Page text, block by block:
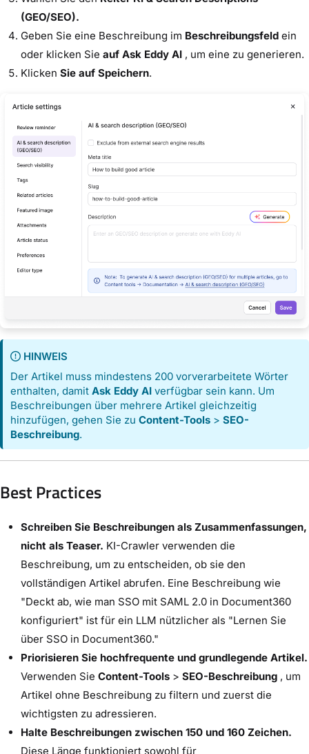
(GEO/SEO).
Geben Sie eine Beschreibung im Beschreibungsfeld ein
oder klicken Sie auf Ask Eddy AI , um eine zu generieren.
Klicken Sie auf Speichern.
HINWEIS
Der Artikel muss mindestens 200 vorverarbeitete Wörter
enthalten, damitAsk Eddy AI verfügbar sein kann. Um
Beschreibungen über mehrere Artikel gleichzeitig
hinzufügen, gehen Sie zuContent-Tools >SEO-
Beschreibung.
Best Practices
Schreiben Sie Beschreibungen als Zusammenfassungen,
nicht als Teaser. KI-Crawler verwenden die
Beschreibung, um zu entscheiden, ob sie den
vollständigen Artikel abrufen. Eine Beschreibung wie
"Deckt ab, wie man SSO mit SAML 2.0 in Document360
konfiguriert" ist für ein LLM nützlicher als "Lernen Sie
über SSO in Document360."
Priorisieren Sie hochfrequente und grundlegende Artikel.
Verwenden Sie Content-Tools > SEO-Beschreibung , um
Artikel ohne Beschreibung zu filtern und zuerst die
wichtigsten zu adressieren.
Halte Beschreibungen zwischen 150 und 160 Zeichen.
Diese Länge funktioniert sowohl für